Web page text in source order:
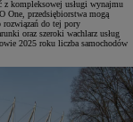
z kompleksowej usługi wynajmu
One, przedsiębiorstwa mogą
rozwiązań do tej pory
oraz szeroki wachlarz usług
2025 roku liczba samochodów